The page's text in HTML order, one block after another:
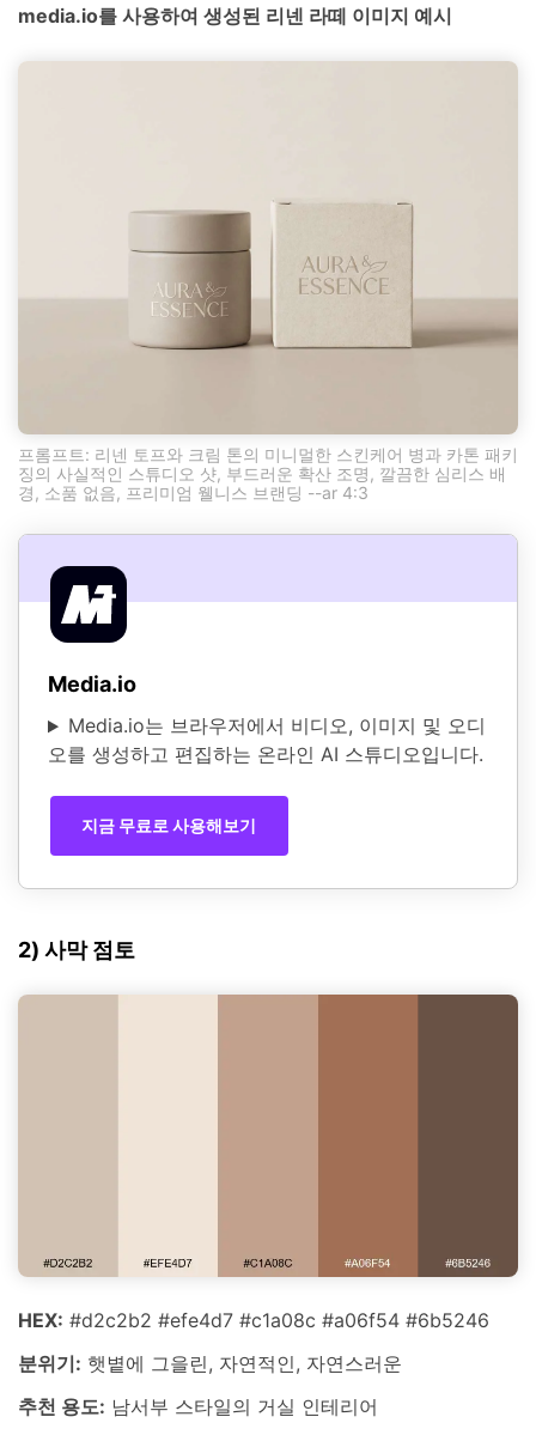
media.io를 사용하여 생성된 리넨 라떼 이미지 예시
프롬프트: 리넨 토프와 크림 톤의 미니멀한 스킨케어 병과 카톤 패키
징의 사실적인 스튜디오 샷, 부드러운 확산 조명, 깔끔한 심리스 배
경, 소품 없음, 프리미엄 웰니스 브랜딩 --ar 4:3
Media.io
Media.io는 브라우저에서 비디오, 이미지 및 오디
오를 생성하고 편집하는 온라인 AI 스튜디오입니다.
지금 무료로 사용해보기
2) 사막 점토
HEX: #d2c2b2 #efe4d7 #c1a08c #a06f54 #6b5246
분위기: 햇볕에 그을린, 자연적인, 자연스러운
추천 용도: 남서부 스타일의 거실 인테리어